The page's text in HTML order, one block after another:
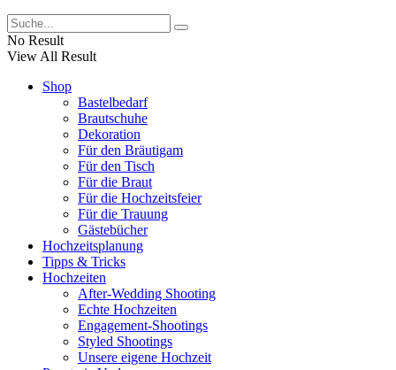
No Result
View All Result
Shop
Bastelbedarf
Brautschuhe
Dekoration
Für den Bräutigam
Für den Tisch
Für die Braut
Für die Hochzeitsfeier
Für die Trauung
Gästebücher
Hochzeitsplanung
Tipps & Tricks
Hochzeiten
After-Wedding Shooting
Echte Hochzeiten
Engagement-Shootings
Styled Shootings
Unsere eigene Hochzeit